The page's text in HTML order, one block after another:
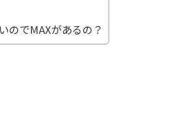
のでMAXがあるの？